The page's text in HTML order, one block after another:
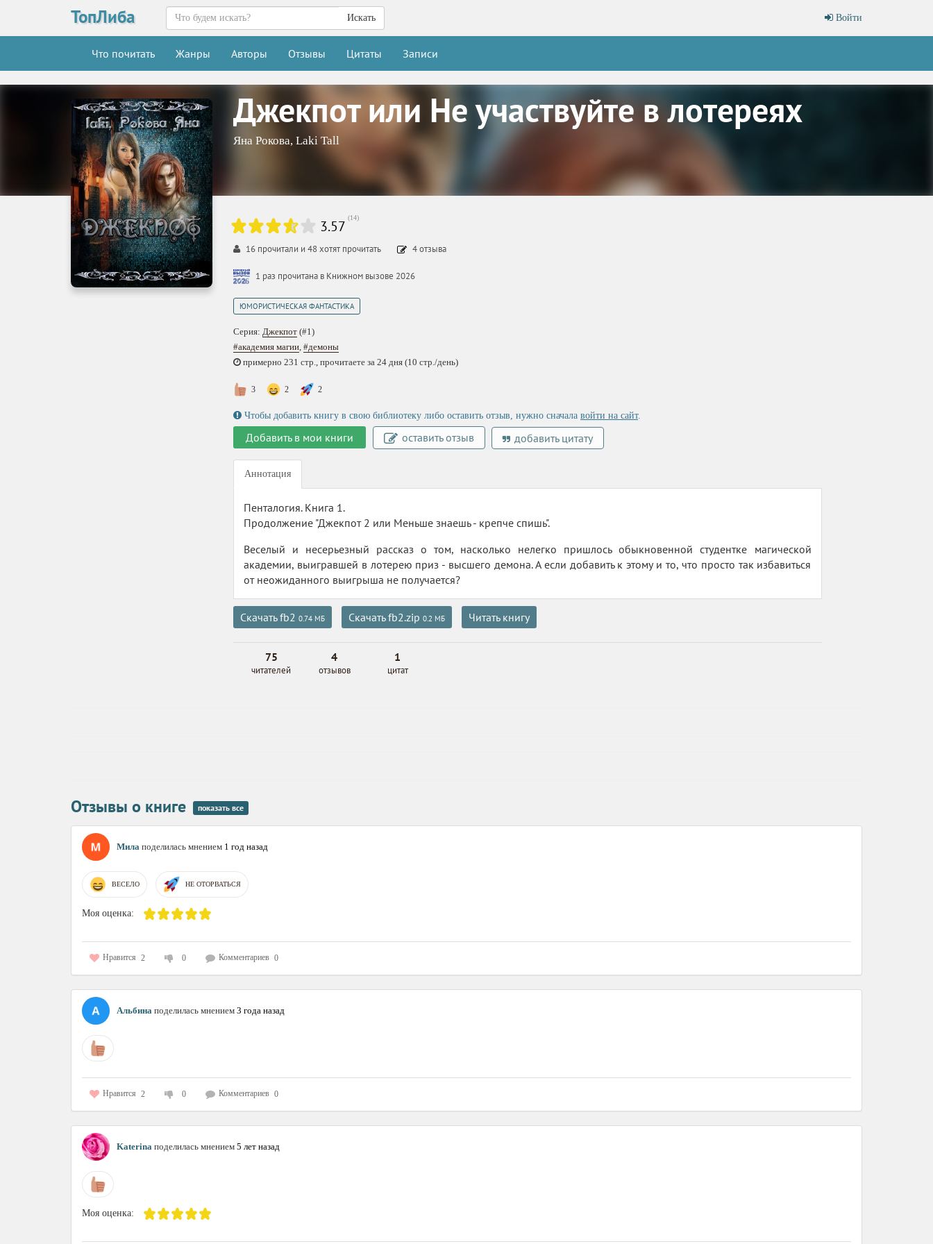
ТопЛиба Войти
Искать
Что почитать Жанры Авторы Отзывы Цитаты Записи
Джекпот или Не участвуйте в лотереях
Яна Рокова, Laki Tall
3.57 (14)
16 прочитали и 48хотят прочитать 4отзыва
1 раз прочитана в Книжном вызове 2026
ЮМОРИСТИЧЕСКАЯ ФАНТАСТИКА
Серия: Джекпот (#1)
#академия магии, #демоны
примерно 231 стр., прочитаете за 24 дня (10 стр./день)
3 2 2
Чтобы добавить книгу в свою библиотеку либо оставить отзыв, нужно сначала войти на сайт.
Добавить в мои книги оставить отзыв добавить цитату
Аннотация
Пенталогия. Книга 1.
Продолжение "Джекпот 2 или Меньше знаешь - крепче спишь".
Веселый и несерьезный рассказ о том, насколько нелегко пришлось обыкновенной студентке магической
академии, выигравшей в лотерею приз - высшего демона. А если добавить к этому и то, что просто так избавиться
от неожиданного выигрыша не получается?
Скачать fb2 0.74 МБ Скачать fb2.zip 0.2 МБ Читать книгу
75
читателей
4
отзывов
1
цитат
Отзывы о книге показать все
Мила поделилась мнением 1 год назад
ВЕСЕЛО НЕ ОТОРВАТЬСЯ
Моя оценка:
Нравится 2 0 Комментариев 0
Альбина поделилась мнением 3 года назад
Нравится 2 0 Комментариев 0
Katerina поделилась мнением 5 лет назад
Моя оценка: